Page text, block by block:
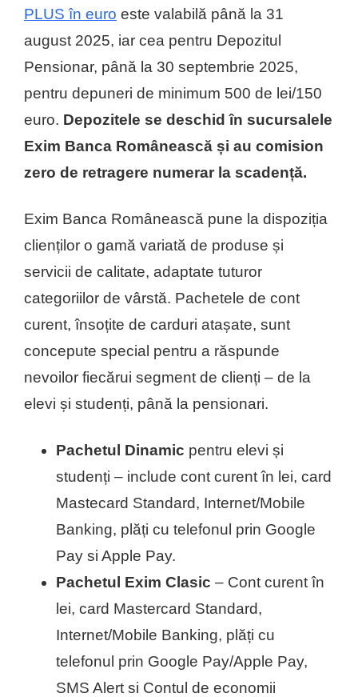
PLUS în euro este valabilă până la 31
august 2025, iar cea pentru Depozitul
Pensionar, până la 30 septembrie 2025,
pentru depuneri de minimum 500 de lei/150
euro. Depozitele se deschid în sucursalele
Exim Banca Românească și au comision
zero de retragere numerar la scadență.
Exim Banca Românească pune la dispoziția
clienților o gamă variată de produse și
servicii de calitate, adaptate tuturor
categoriilor de vârstă. Pachetele de cont
curent, însoțite de carduri atașate, sunt
concepute special pentru a răspunde
nevoilor fiecărui segment de clienți – de la
elevi și studenți, până la pensionari.
Pachetul Dinamic pentru elevi și
studenți – include cont curent în lei, card
Mastecard Standard, Internet/Mobile
Banking, plăți cu telefonul prin Google
Pay si Apple Pay.
Pachetul Exim Clasic – Cont curent în
lei, card Mastercard Standard,
Internet/Mobile Banking, plăți cu
telefonul prin Google Pay/Apple Pay,
SMS Alert si Contul de economii